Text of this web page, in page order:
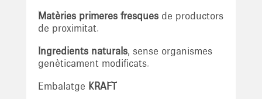
Matèries primeres fresquesde productors
de proximitat.
Ingredients naturals, sense organismes
genèticament modificats.
Embalatge KRAFT